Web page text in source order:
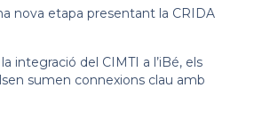
nova etapa presentant la CRIDA
integració del CIMTI a l’iBé, els
sumen connexions clau amb